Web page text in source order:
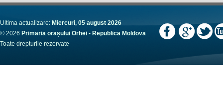
Ultima actualizare: Miercuri, 05 august 2026
© 2026 Primaria orașului Orhei - Republica Moldova
Toate drepturile rezervate